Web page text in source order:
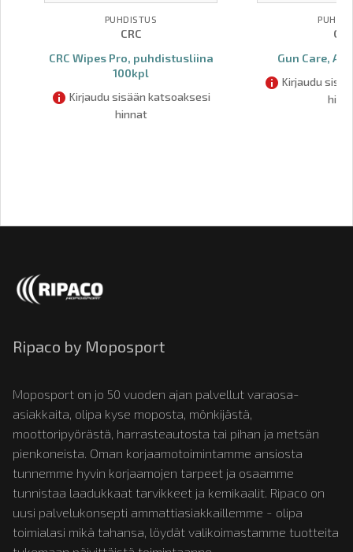
PUHDISTUS
CRC
CRC Wipes Pro, puhdistusliina
100kpl
Kirjaudu sisään katsoaksesi
hinnat
Gun Care,
Kirjaudu
Ripaco by Moposport
Moposport on jo 50 vuoden ajan palvellut varaosa-
asiakkaita, olipa kyse moposta, mönkijästä,
moottoripyörästä, harrasteautosta tai pihan ja metsän
pienkoneista. Oman korjaamotoimintamme ansiosta
tunnemme hyvin korjaamojen tarpeet ja osaamme
tunnistaa laadukkaat tarvikkeet ja kemikaalit. Ripaco on
uusi palvelukonsepti ammattiasiakkaillemme - olipa
toimialasi mikä tahansa, löydät valikoimastamme tuotteita